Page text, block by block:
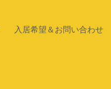
入居希望＆お問い合わせ